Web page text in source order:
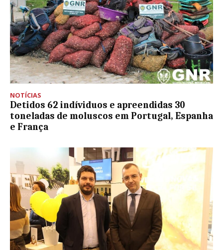
NOTÍCIAS
Detidos 62 indíviduos e apreendidas 30
toneladas de moluscos em Portugal, Espanha
e França